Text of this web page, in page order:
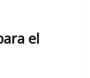
el